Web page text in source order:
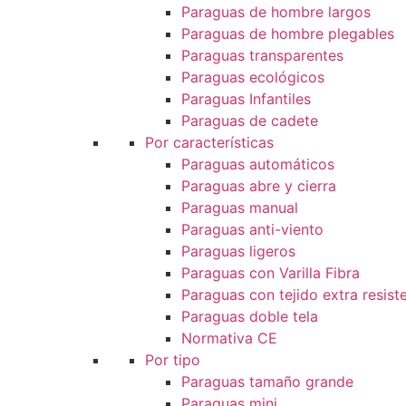
Paraguas de hombre largos
Paraguas de hombre plegables
Paraguas transparentes
Paraguas ecológicos
Paraguas Infantiles
Paraguas de cadete
Por características
Paraguas automáticos
Paraguas abre y cierra
Paraguas manual
Paraguas anti-viento
Paraguas ligeros
Paraguas con Varilla Fibra
Paraguas con tejido extra
Paraguas doble tela
Normativa CE
Por tipo
Paraguas tamaño grande